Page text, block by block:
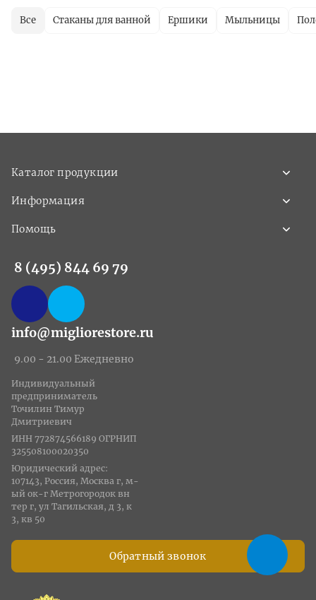
Все Стаканы для ванной Ершики Мыльницы
Каталог продукции
Информация
Помощь
8 (495) 844 69 79
info@migliorestore.ru
9.00 - 21.00 Ежедневно
Обратный звонок
Индивидуальный
предприниматель
Точилин Тимур
Дмитриевич
ИНН 772874566189 ОГРНИП
325508100020350
Юридический адрес:
107143, Россия, Москва г, м-
ый ок-г Метрогородок вн
тер г, ул Тагильская, д 3, к
3, кв 50